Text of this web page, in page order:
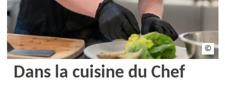
Dans la cuisine du Chef